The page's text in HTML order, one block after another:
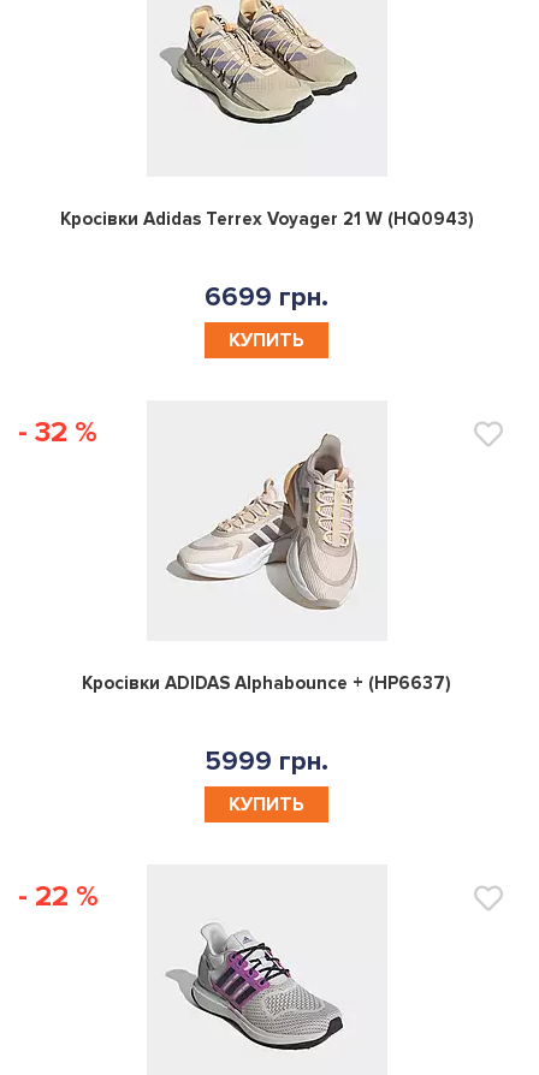
0
Кросівки Adidas Terrex Voyager 21 W (HQ0943)
6699 грн.
КУПИТЬ
- 32 %
0
Кросівки ADIDAS Alphabounce + (HP6637)
5999 грн.
КУПИТЬ
- 22 %